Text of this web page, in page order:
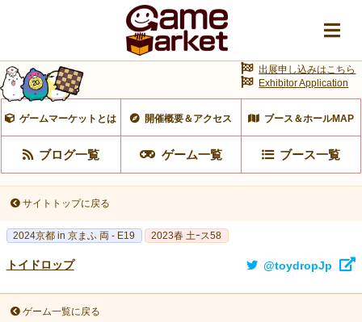
ゲームマーケットとは 開催概要＆アクセス ブース＆ホールMAP
ブログ一覧 ゲーム一覧 ブース一覧
出展申し込みはこちら
Exhibitor Application
サイトトップに戻る
2024京都 in 京まふ 両 - E19 2023春 土ｰス58
トイドロップ @toydropJp
ゲーム一覧に戻る